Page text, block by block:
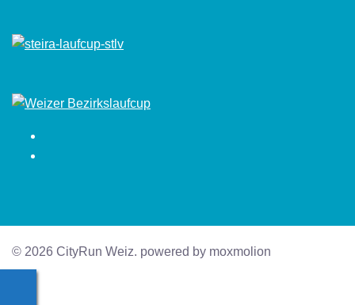
© 2026 CityRun Weiz. powered by moxmolion